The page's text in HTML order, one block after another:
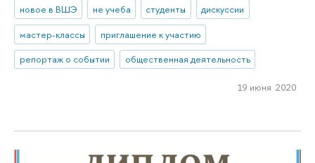
новое в ВШЭ
не учеба студенты
дискуссии
мастер-классы
приглашение к участию
репортаж о событии
общественная деятельность
19 июня 2020